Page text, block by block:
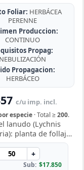
Foliar: HERBÁCEA
PERENNE
Produccion:
CONTINUO
Propag:
NEBULIZACIÓN
Propagacion:
HERBÁCEO
c/u imp. incl.
especie · Total ≥200.
lanudo (Lychnis
planta de follaje
y vibrantes
en verano.
Rústica y…
+
Sub: $17.850